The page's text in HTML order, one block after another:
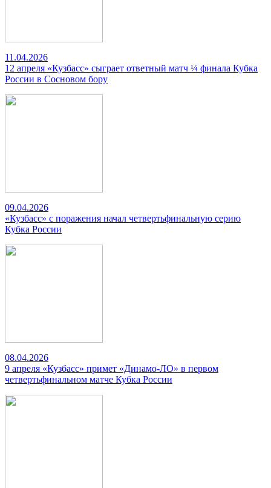
11.04.2026
12 апреля «Кузбасс» сыграет ответный матч ¼ финала Кубка
России в Сосновом бору
09.04.2026
«Кузбасс» с поражения начал четвертьфинальную серию
Кубка России
08.04.2026
9 апреля «Кузбасс» примет «Динамо-ЛО» в первом
четвертьфинальном матче Кубка России